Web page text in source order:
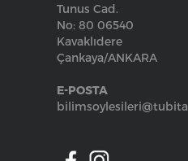
Tunus Cad.
No: 80 06540
Kavaklıdere
Çankaya/ANKARA
E-POSTA